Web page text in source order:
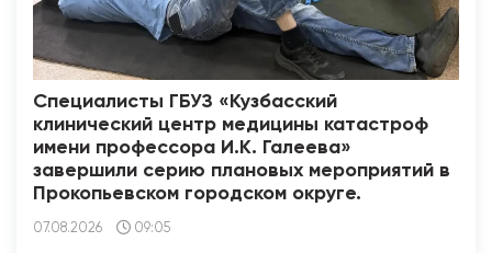
Специалисты ГБУЗ «Кузбасский
клинический центр медицины катастроф
имени профессора И.К. Галеева»
завершили серию плановых мероприятий в
Прокопьевском городском округе.
07.08.2026 09:05